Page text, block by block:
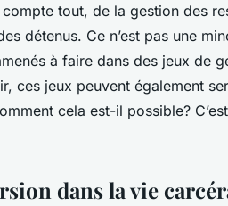
tout, de la gestion des
détenus. Ce n’est pas une
à faire dans des jeux de
ces jeux peuvent également
cela est-il possible?
dans la vie